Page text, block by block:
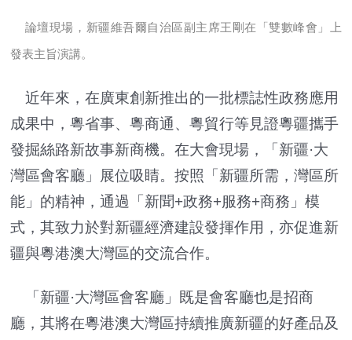
論壇現場，新疆維吾爾自治區副主席王剛在「雙數峰會」上
發表主旨演講。
近年來，在廣東創新推出的一批標誌性政務應用
成果中，粵省事、粵商通、粵貿行等見證粵疆攜手
發掘絲路新故事新商機。在大會現場，「新疆·大
灣區會客廳」展位吸睛。按照「新疆所需，灣區所
能」的精神，通過「新聞+政務+服務+商務」模
式，其致力於對新疆經濟建設發揮作用，亦促進新
疆與粵港澳大灣區的交流合作。
「新疆·大灣區會客廳」既是會客廳也是招商
廳，其將在粵港澳大灣區持續推廣新疆的好產品及